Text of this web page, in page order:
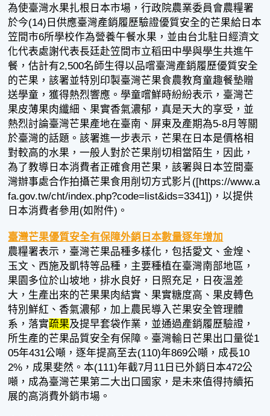
為使臺灣水果扎根日本市場，行政院農業委員會農糧署
於今(14)日供應臺灣產銷履歷驗證優質安全的芒果給日本
笠間市6所學校作為營養午餐水果，並由台北駐日經濟文
化代表處謝代表長廷赴笠間市立稻田中學與學生共進午
餐，估計有2,500名師生得以品嚐臺灣產銷履歷優質安全
的芒果，該署並特別印製臺灣芒果食農教育童趣餐墊贈
送學童，獲得熱烈響應。學童嚐鮮時紛紛表示，臺灣芒
果皮薄果肉纖細、果實香氣濃郁，真是天大的享受，並
熱烈討論臺灣芒果產地在臺南、屏東及產期為5-8月等關
於臺灣的話題。該署進一步表示，芒果在日本是價格相
對較高的水果，一般人對於芒果削切相當陌生，因此，
為了教導日本消費者正確食用芒果，該署與日本笠間臺
灣辦事處合作拍攝芒果食用削切方式影片([https://www.a
fa.gov.tw/cht/index.php?code=list&ids=3341])，以提供
日本消費者參用(如附件)。
臺灣芒果優質安全有保障外銷日本數量逐年增加
農糧署表示，臺灣芒果品種多樣化，包括愛文、金煌、
玉文、西施及凱特等品種，主要種植在臺灣南部地區，
果園多位於山坡地，排水良好，日照充足，日夜溫差
大，生產出來的芒果果肉結實、果實糖度高、果皮轉色
特別鮮紅、香氣濃郁，加上農民導入芒果安全管理體
系，落實疏果及提早套袋作業，並通過產銷履歷驗證，
所生產的芒果品質安全有保障。臺灣輸日芒果出口量從1
05年431公噸，逐年提高至去(110)年869公噸，成長10
2%，成果斐然。本(111)年截7月11日已外銷日本472公
噸，成為臺灣芒果第二大出口國家，是未來值得持續拓
展的高消費外銷市場。